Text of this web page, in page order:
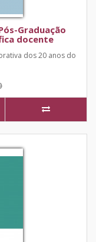
Graduação
docente
dos 20 anos do